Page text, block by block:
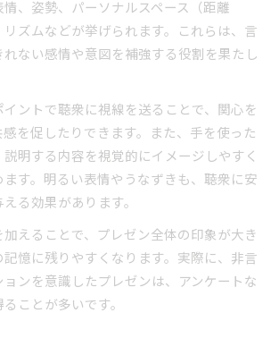
情、姿勢、パーソナルスペース（距離
ズムなどが挙げられます。これらは、言
ない感情や意図を補強する役割を果たし
イントで聴衆に視線を送ることで、関心を
を促したりできます。また、手を使った
明する内容を視覚的にイメージしやすく
ます。明るい表情やうなずきも、聴衆に安
る効果があります。
えることで、プレゼン全体の印象が大き
記憶に残りやすくなります。実際に、非言
ンを意識したプレゼンは、アンケートな
ことが多いです。